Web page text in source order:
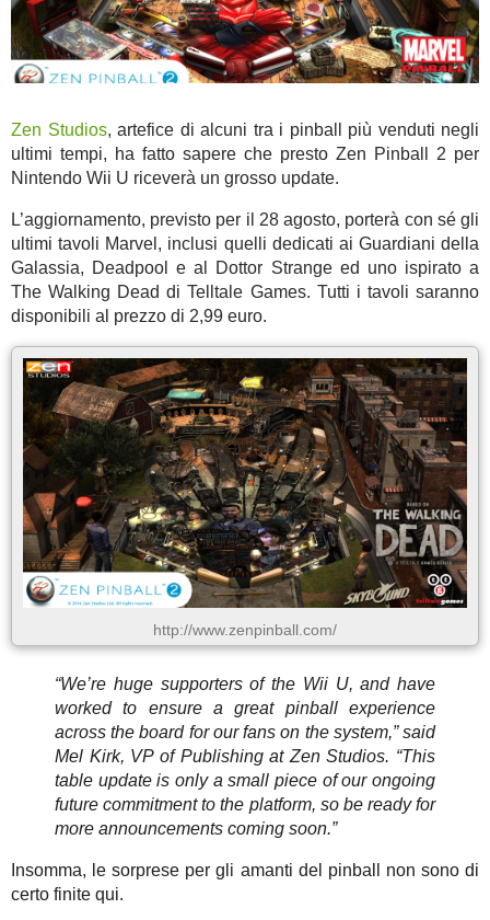
Zen Studios, artefice di alcuni tra i pinball più venduti negli
ultimi tempi, ha fatto sapere che presto Zen Pinball 2 per
Nintendo Wii U riceverà un grosso update.
L’aggiornamento, previsto per il 28 agosto, porterà con sé gli
ultimi tavoli Marvel, inclusi quelli dedicati ai Guardiani della
Galassia, Deadpool e al Dottor Strange ed uno ispirato a
The Walking Dead di Telltale Games. Tutti i tavoli saranno
disponibili al prezzo di 2,99 euro.
http://www.zenpinball.com/
“We’re huge supporters of the Wii U, and have
worked to ensure a great pinball experience
across the board for our fans on the system,” said
Mel Kirk, VP of Publishing at Zen Studios. “This
table update is only a small piece of our ongoing
future commitment to the platform, so be ready for
more announcements coming soon.”
Insomma, le sorprese per gli amanti del pinball non sono di
certo finite qui.